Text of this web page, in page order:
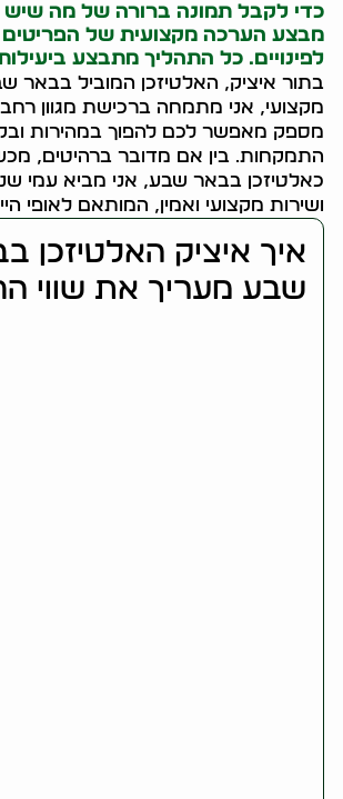
כדי לקבל תמונה ברורה של מה שיש
מבצע הערכה מקצועית של הפריטים
לפינויים. כל התהליך מתבצע
בתור איציק, האלטיזכן המוביל בבאר
מקצועי, אני מתמחה ברכישת מגוון
מספק מאפשר לכם להפוך במהירות
התמקחות. בין אם מדובר ברהיטים,
כאלטיזכן בבאר שבע, אני מביא עמי
ושירות מקצועי ואמין, המותאם לאופי
איך איציק האלטיזכן
שבע מעריך את שווי